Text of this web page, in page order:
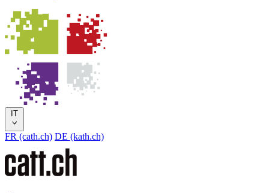
IT
FR (cath.ch) DE (kath.ch)